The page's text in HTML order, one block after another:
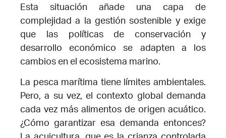
Esta situación añade una capa de
complejidad a la gestión sostenible y exige
que las políticas de conservación y
desarrollo económico se adapten a los
cambios en el ecosistema marino.
La pesca marítima tiene límites ambientales.
Pero, a su vez, el contexto global demanda
cada vez más alimentos de origen acuático.
¿Cómo garantizar esa demanda entonces?